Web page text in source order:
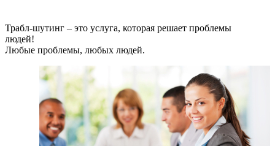
Трабл-шутинг – это услуга, которая решает проблемы
людей!
Любые проблемы, любых людей.